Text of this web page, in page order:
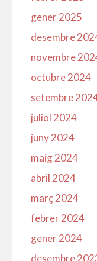
gener 2025
desembre
novembre
octubre 2024
setembre
juliol 2024
juny 2024
maig 2024
abril 2024
març 2024
febrer 2024
gener 2024